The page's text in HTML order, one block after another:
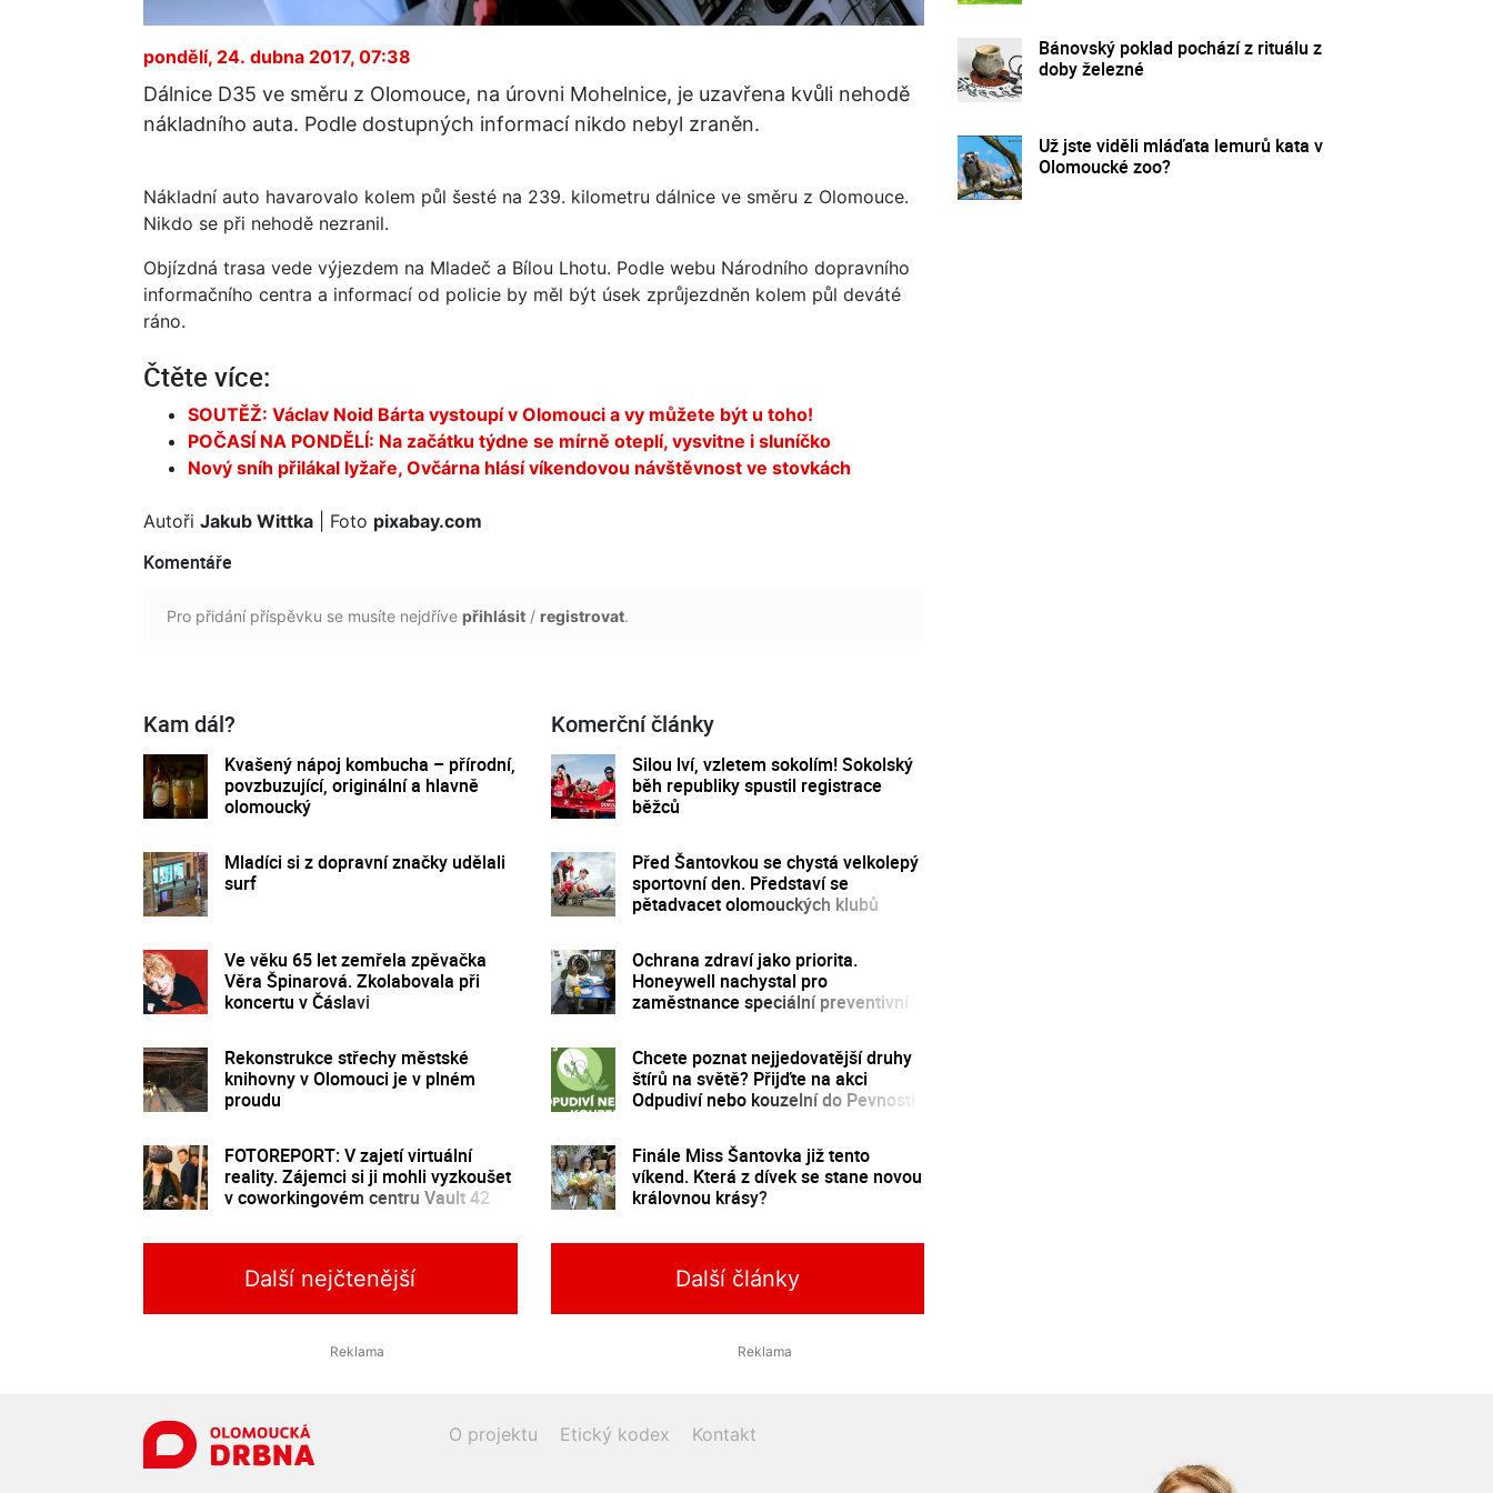
pondělí, 24. dubna 2017, 07:38
Dálnice D35 ve směru z Olomouce, na úrovni Mohelnice, je uzavřena kvůli nehodě
nákladního auta. Podle dostupných informací nikdo nebyl zraněn.
Nákladní auto havarovalo kolem půl šesté na 239. kilometru dálnice ve směru z Olomouce.
Nikdo se při nehodě nezranil.
Objízdná trasa vede výjezdem na Mladeč a Bílou Lhotu. Podle webu Národního dopravního
informačního centra a informací od policie by měl být úsek zprůjezdněn kolem půl deváté
ráno.
Čtěte více:
SOUTĚŽ: Václav Noid Bárta vystoupí v Olomouci a vy můžete být u toho!
POČASÍ NA PONDĚLÍ: Na začátku týdne se mírně oteplí, vysvitne i sluníčko
Nový sníh přilákal lyžaře, Ovčárna hlásí víkendovou návštěvnost ve stovkách
Autoři Jakub Wittka | Foto pixabay.com
Komentáře
Pro přidání příspěvku se musíte nejdříve přihlásit / registrovat.
Kam dál?
Kvašený nápoj kombucha – přírodní,
povzbuzující, originální a hlavně
olomoucký
Mladíci si z dopravní značky udělali
surf
Ve věku 65 let zemřela zpěvačka
Věra Špinarová. Zkolabovala při
koncertu v Čáslavi
Rekonstrukce střechy městské
knihovny v Olomouci je v plném
proudu
FOTOREPORT: V zajetí virtuální
reality. Zájemci si ji mohli vyzkoušet
v coworkingovém centru Vault 42
Komerční články
Silou lví, vzletem sokolím! Sokolský
běh republiky spustil registrace
běžců
Před Šantovkou se chystá velkolepý
sportovní den. Představí se
pětadvacet olomouckých klubů
Ochrana zdraví jako priorita.
Honeywell nachystal pro
zaměstnance speciální preventivní
Chcete poznat nejjedovatější druhy
štírů na světě? Přijďte na akci
Odpudiví nebo kouzelní do Pevnosti
Finále Miss Šantovka již tento
víkend. Která z dívek se stane novou
královnou krásy?
Další nejčtenější Další články
Bánovský poklad pochází z rituálu z
doby železné
Už jste viděli mláďata lemurů kata v
Olomoucké zoo?
O projektu Etický kodex Kontakt